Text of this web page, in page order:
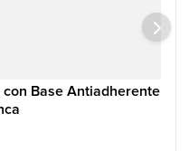
con Base Antiadherente